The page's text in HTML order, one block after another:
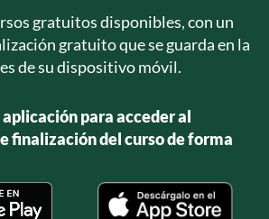
gratuitos disponibles, con un
gratuito que se guarda en la
de su dispositivo móvil.
para acceder al
finalización del curso de forma